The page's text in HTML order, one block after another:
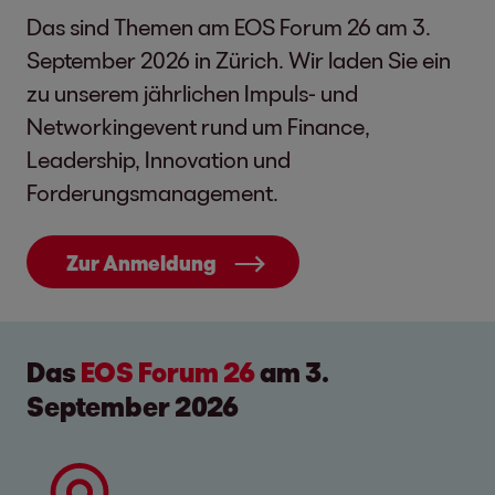
Das sind Themen am EOS Forum 26 am 3.
September 2026 in Zürich. Wir laden Sie ein
zu unserem jährlichen Impuls- und
Networkingevent rund um Finance,
Leadership, Innovation und
Forderungsmanagement.
Zur Anmeldung
Das EOS Forum 26am 3.
September 2026